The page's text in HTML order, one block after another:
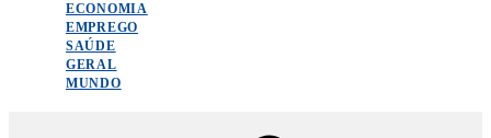
ECONOMIA
EMPREGO
SAÚDE
GERAL
MUNDO